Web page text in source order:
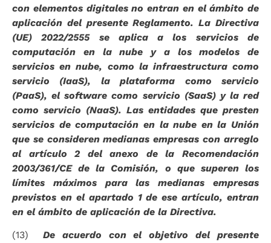
con elementos digitales no entran en el ámbito de
aplicación del presente Reglamento. La Directiva
(UE) 2022/2555 se aplica a los servicios de
computación en la nube y a los modelos de
servicios en nube, como la infraestructura como
servicio (IaaS), la plataforma como servicio
(PaaS), el software como servicio (SaaS) y la red
como servicio (NaaS). Las entidades que presten
servicios de computación en la nube en la Unión
que se consideren medianas empresas con arreglo
al artículo 2 del anexo de la Recomendación
2003/361/CE de la Comisión, o que superen los
límites máximos para las medianas empresas
previstos en el apartado 1 de ese artículo, entran
en el ámbito de aplicación de la Directiva.
(13) De acuerdo con el objetivo del presente